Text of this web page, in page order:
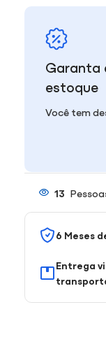
Garanta
estoque
Você tem
13
6 Meses
Entrega